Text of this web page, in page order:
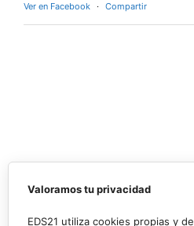
Ver en Facebook · Compartir
Valoramos tu privacidad
EDS21 utiliza cookies propias y de